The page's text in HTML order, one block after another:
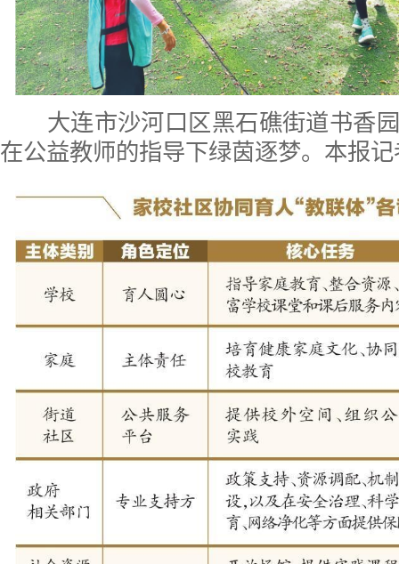
大连市沙河口区黑石礁街道书香园
在公益教师的指导下绿茵逐梦。本报